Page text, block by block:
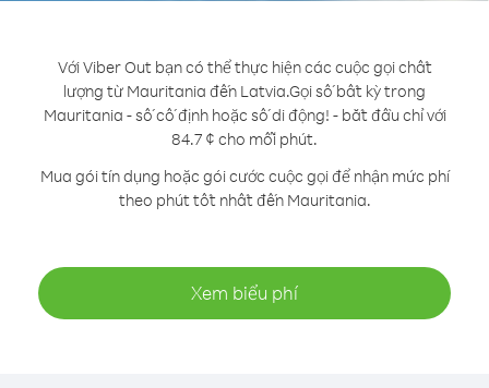
Với Viber Out bạn có thể thực hiện các cuộc gọi chất
lượng từ Mauritania đến Latvia.Gọi số bất kỳ trong
Mauritania - số cố định hoặc số di động! - bắt đầu chỉ với
84.7 ¢ cho mỗi phút.
Mua gói tín dụng hoặc gói cước cuộc gọi để nhận mức phí
theo phút tốt nhất đến Mauritania.
Xem biểu phí